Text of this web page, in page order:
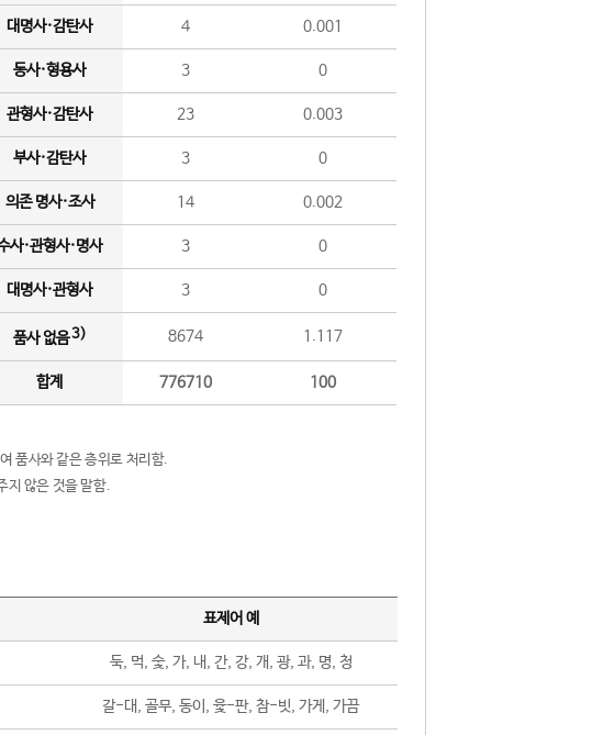
대명사·감탄사 4 0.001
동사·형용사 3 0
관형사·감탄사 23 0.003
부사·감탄사 3 0
의존 명사·조사 14 0.002
사·관형사·명사 3 0
대명사·관형사 3 0
품사 없음3) 8674 1.117
합계 776710 100
품사와 같은 층위로 처리함.
지 않은 것을 말함.
표제어 예
둑, 먹, 숯, 가, 내, 간, 강, 개, 광, 과, 명, 청
갈-대, 골무, 동이, 윷-판, 참-빗, 가게, 가끔